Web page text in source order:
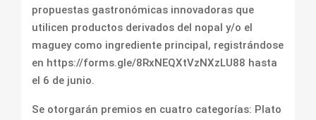
propuestas gastronómicas innovadoras que
utilicen productos derivados del nopal y/o el
maguey como ingrediente principal, registrándose
en https://forms.gle/8RxNEQXtVzNXzLU88 hasta
el 6 de junio.
Se otorgarán premios en cuatro categorías: Plato